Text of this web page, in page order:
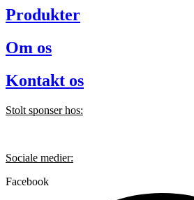
Produkter
Om os
Kontakt os
Stolt sponser hos:
Sociale medier:
Facebook